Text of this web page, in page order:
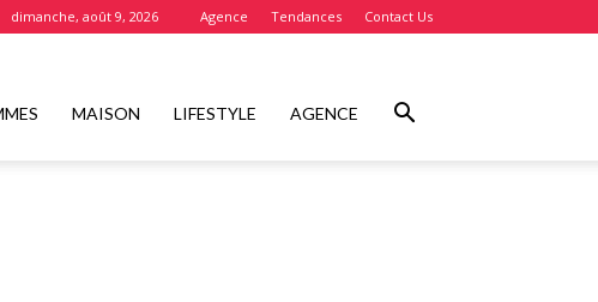
dimanche, août 9, 2026 Agence Tendances Contact Us
MAISON LIFESTYLE AGENCE